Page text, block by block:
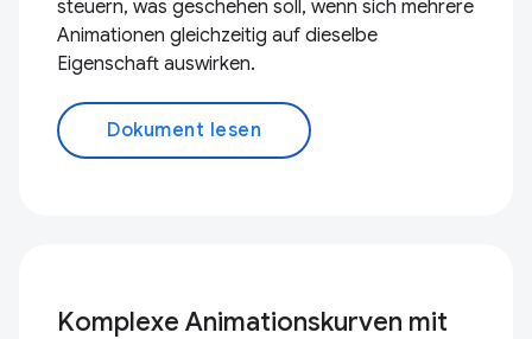
steuern, was geschehen soll, wenn sich mehrere
Animationen gleichzeitig auf dieselbe
Eigenschaft auswirken.
Dokument lesen
Komplexe Animationskurven mit